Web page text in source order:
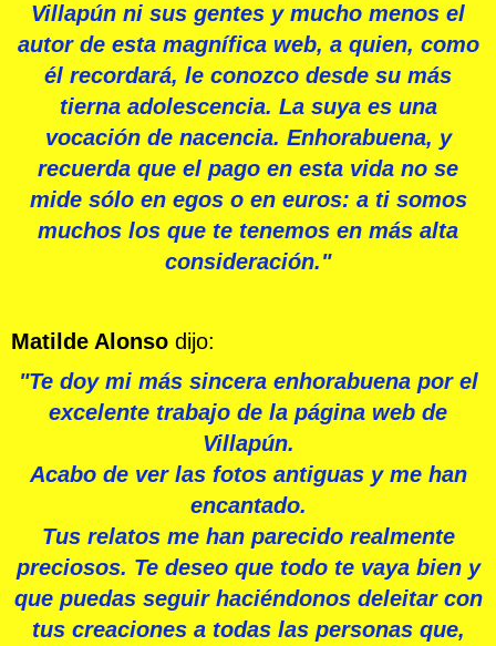
Villapún ni sus gentes y mucho menos el
autor de esta magnífica web, a quien, como
él recordará, le conozco desde su más
tierna adolescencia. La suya es una
vocación de nacencia. Enhorabuena, y
recuerda que el pago en esta vida no se
mide sólo en egos o en euros: a ti somos
muchos los que te tenemos en más alta
consideración."
Matilde Alonso dijo:
"Te doy mi más sincera enhorabuena por el
excelente trabajo de la página web de
Villapún.
Acabo de ver las fotos antiguas y me han
encantado.
Tus relatos me han parecido realmente
preciosos. Te deseo que todo te vaya bien y
que puedas seguir haciéndonos deleitar con
tus creaciones a todas las personas que,